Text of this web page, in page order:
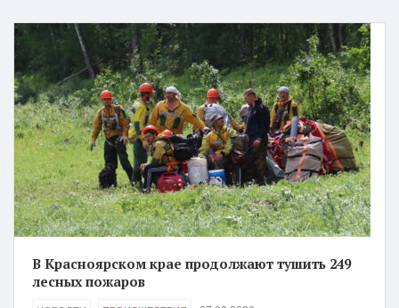
В Красноярском крае продолжают тушить 249
лесных пожаров